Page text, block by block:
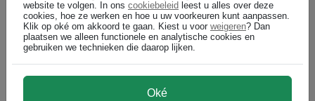
DIRECT LEVERBAAR € 25,99
(€ 21,48 excl)
website te volgen. In ons cookiebeleid leest u alles over deze
cookies, hoe ze werken en hoe u uw voorkeuren kunt aanpassen.
Klik op oké om akkoord te gaan. Kiest u voor weigeren? Dan
plaatsen we alleen functionele en analytische cookies en
gebruiken we technieken die daarop lijken.
Oké